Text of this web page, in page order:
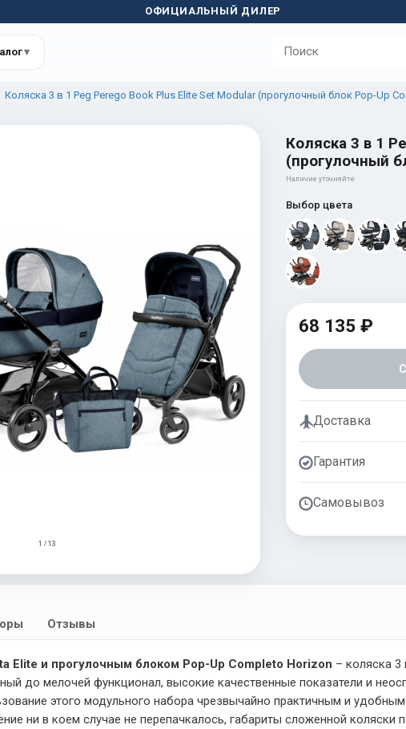
ОФИЦИАЛЬНЫЙ ДИЛЕР
▾
Коляска 3 в 1 Peg Perego Book Plus Elite Set Modular (прогулочный блок Pop-Up
1 / 13
Коляска 3 в 1
(прогулочный
Наличие уточняйте
Выбор цвета
68 135 ₽
Доставка
Гарантия
Самовывоз
Отзывы
Elite и прогулочным блоком Pop-Up Completo Horizon – коляска
до мелочей функционал, высокие качественные показатели и
этого модульного набора чрезвычайно практичным и
ни в коем случае не перепачкалось, габариты сложенной коляски